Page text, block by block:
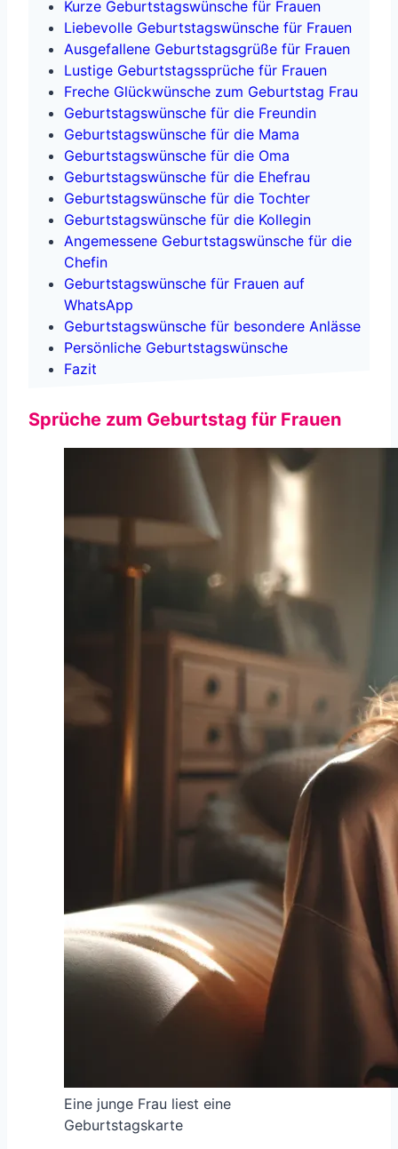
Kurze Geburtstagswünsche für Frauen
Liebevolle Geburtstagswünsche für Frauen
Ausgefallene Geburtstagsgrüße für Frauen
Lustige Geburtstagssprüche für Frauen
Freche Glückwünsche zum Geburtstag Frau
Geburtstagswünsche für die Freundin
Geburtstagswünsche für die Mama
Geburtstagswünsche für die Oma
Geburtstagswünsche für die Ehefrau
Geburtstagswünsche für die Tochter
Geburtstagswünsche für die Kollegin
Angemessene Geburtstagswünsche für die
Chefin
Geburtstagswünsche für Frauen auf
WhatsApp
Geburtstagswünsche für besondere Anlässe
Persönliche Geburtstagswünsche
Fazit
Sprüche zum Geburtstag für Frauen
Eine junge Frau liest eine
Geburtstagskarte